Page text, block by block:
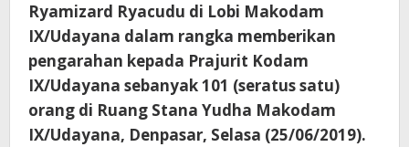
Ryamizard Ryacudu di Lobi Makodam
IX/Udayana dalam rangka memberikan
pengarahan kepada Prajurit Kodam
IX/Udayana sebanyak 101 (seratus satu)
orang di Ruang Stana Yudha Makodam
IX/Udayana, Denpasar, Selasa (25/06/2019).